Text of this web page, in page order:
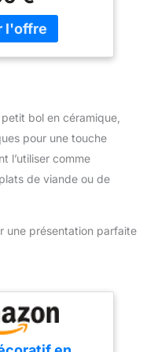
pour
Cafés
épices
à 270° pour
pouvez faire
produisant des
plus uniformes
fines. Si vous
satisfait de
broyage, vous
nouveau pour
28000 (r/min) ;
: 1000 g ; Durée
: 5
bol en céramique,
pour une touche
l’utiliser comme
de viande ou de
une présentation parfaite